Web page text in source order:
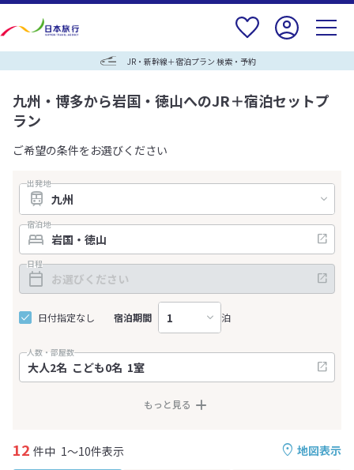
JR・新幹線＋宿泊プラン 検索・予約
九州・博多から岩国・徳山へのJR＋宿泊セットプ
ラン
ご希望の条件をお選びください
出発地
宿泊地
日程
日付指定なし 宿泊期間 泊
人数・部屋数
もっと見る
地図表示
12 件中 1～10件表示